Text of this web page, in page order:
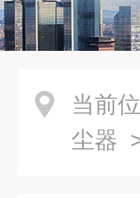
当前
尘器